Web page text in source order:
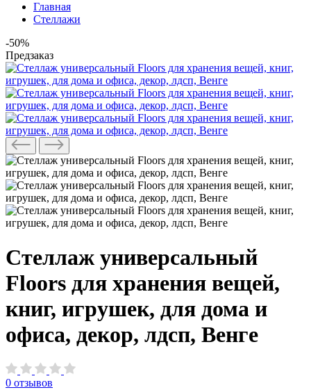
Главная
Стеллажи
-50%
Предзаказ
Стеллаж универсальный
Floors для хранения вещей,
книг, игрушек, для дома и
офиса, декор, лдсп, Венге
0 отзывов